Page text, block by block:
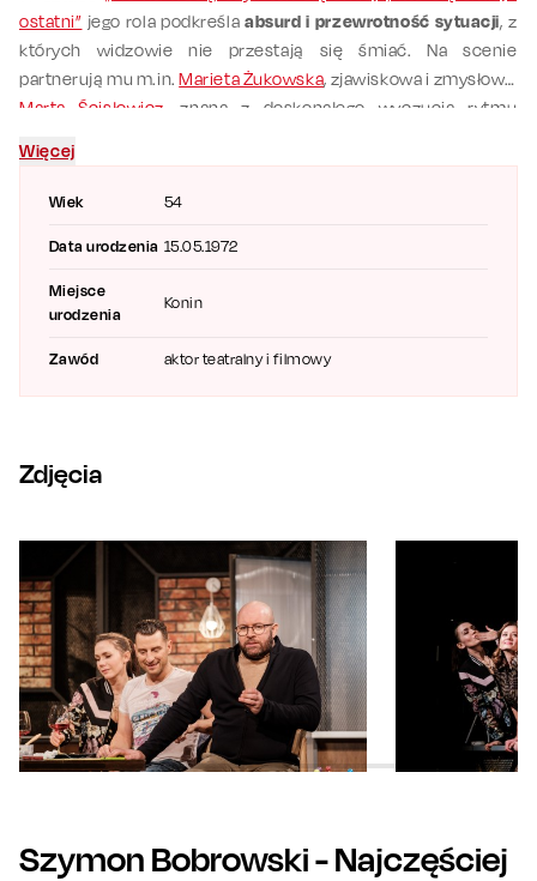
Wiek 54
Data urodzenia 15.05.1972
Miejsce
urodzenia
Konin
Zawód aktor teatralny i filmowy
ostatni” jego rola podkreślaabsurd i przewrotność sytuacji, z
których widzowie nie przestają się śmiać. Na scenie
partnerują mu m.in.Marieta Żukowska, zjawiskowa i zmysłowa,
Marta Ścisłowicz , znana z doskonałego wyczucia rytmu
energię i błyskotliwość.
Więcej
Zdjęcia
Szymon Bobrowski- Najczęściej